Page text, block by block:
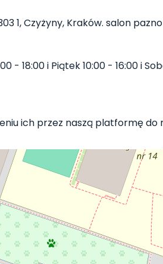
1, Czyżyny, Kraków. salon
18:00 i Piątek 10:00 - 16:00 i
ich przez naszą platformę